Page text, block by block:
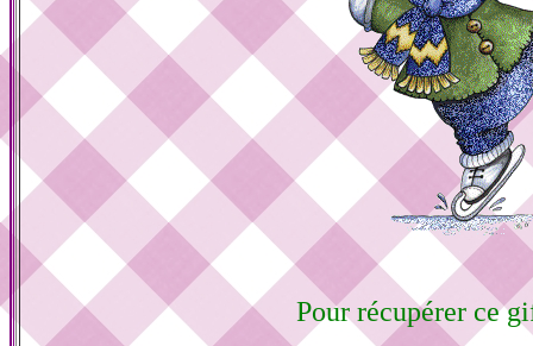
Pour récupérer ce